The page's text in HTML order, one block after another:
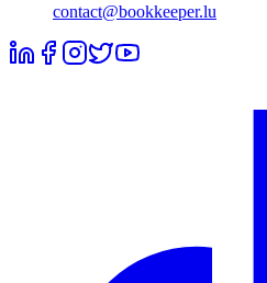
contact@bookkeeper.lu